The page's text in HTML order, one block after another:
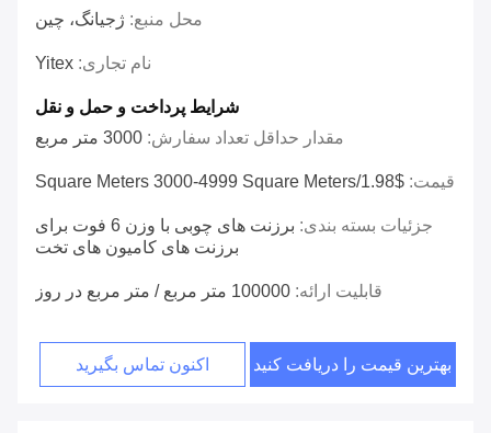
محل منبع: ژجیانگ، چین
نام تجاری: Yitex
شرایط پرداخت و حمل و نقل
مقدار حداقل تعداد سفارش: 3000 متر مربع
قیمت: $1.98/square Meters 3000-4999 Square Meters
جزئیات بسته بندی:
برزنت های چوبی با وزن 6 فوت برای
برزنت های کامیون های تخت
قابلیت ارائه: 100000 متر مربع / متر مربع در روز
بهترین قیمت را دریافت کنید اکنون تماس بگیرید